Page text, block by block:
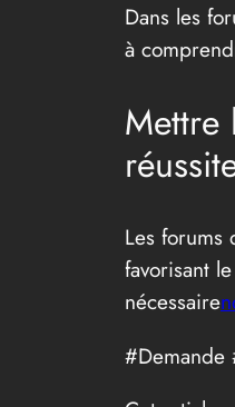
Dans les
à
Mettre
Les forums
favorisant
nécessaire